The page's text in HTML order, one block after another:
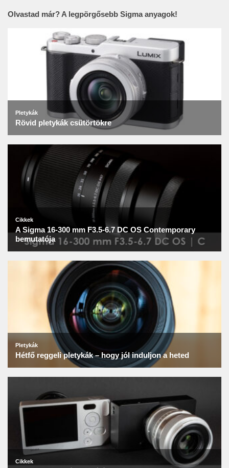
Olvastad már? A legpörgősebb Sigma anyagok!